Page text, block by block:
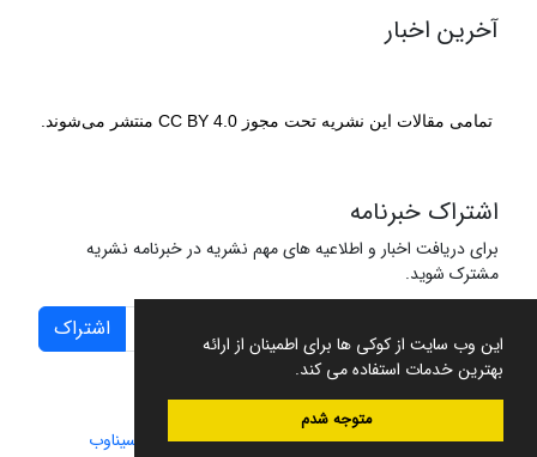
این وب سایت از کوکی ها برای اطمینان از ارائه
بهترین خدمات استفاده می کند.
متوجه شدم
آخرین اخبار
تمامی مقالات این نشریه تحت مجوز CC BY 4.0 منتشر می‌شوند.
اشتراک خبرنامه
برای دریافت اخبار و اطلاعیه های مهم نشریه در خبرنامه نشریه
مشترک شوید.
اشتراک
سامانه مدیریت نشریات علمی.طراحی و پیاده سازی از سیناوب